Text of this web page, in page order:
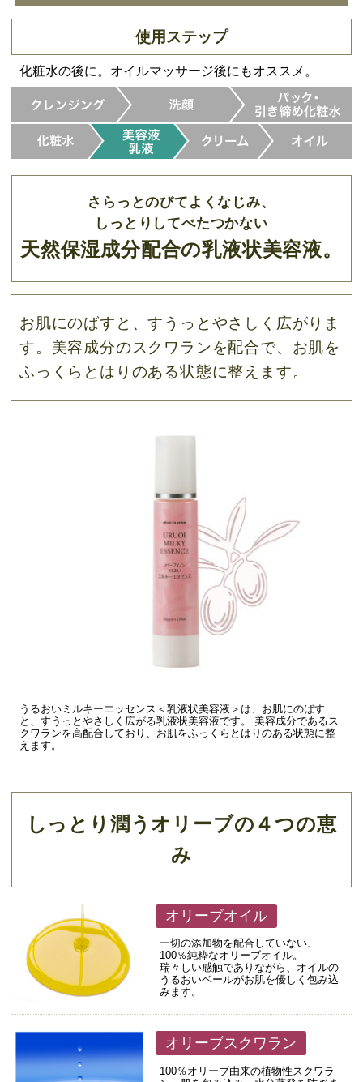
使用ステップ
化粧水の後に。オイルマッサージ後にもオススメ。
さらっとのびてよくなじみ、
しっとりしてべたつかない
天然保湿成分配合の乳液状美容液。
お肌にのばすと、すうっとやさしく広がりま
す。美容成分のスクワランを配合で、お肌を
ふっくらとはりのある状態に整えます。
うるおいミルキーエッセンス＜乳液状美容液＞は、お肌にのばす
と、すうっとやさしく広がる乳液状美容液です。 美容成分であるス
クワランを高配合しており、お肌をふっくらとはりのある状態に整
えます。
しっとり潤うオリーブの４つの恵
み
オリーブオイル
一切の添加物を配合していない、
100％純粋なオリーブオイル。
瑞々しい感触でありながら、オイルの
うるおいベールがお肌を優しく包み込
みます。
オリーブスクワラン
100％オリーブ由来の植物性スクワラ